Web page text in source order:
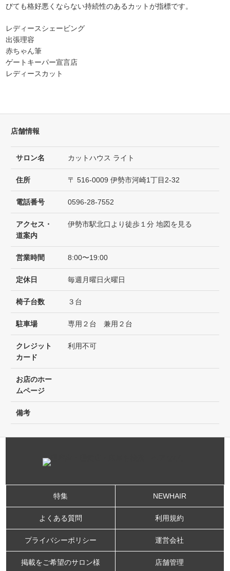
びても格好悪くならない持続性のあるカットが指標です。
レディースシェービング
出張理容
赤ちゃん筆
ゲートキーパー宣言店
レディースカット
店舗情報
サロン名 カットハウス ライト
住所 〒 516-0009 伊勢市河崎1丁目2-32
電話番号 0596-28-7552
アクセス・
道案内
伊勢市駅北口より徒歩１分 地図を見る
営業時間 8:00〜19:00
定休日 毎週月曜日火曜日
椅子台数 ３台
駐車場 専用２台 兼用２台
クレジット
カード
利用不可
お店のホー
ムページ
備考
特集 NEWHAIR
よくある質問 利用規約
プライバシーポリシー 運営会社
掲載をご希望のサロン様 店舗管理